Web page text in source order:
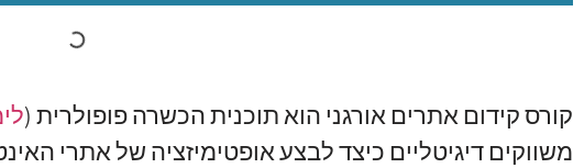
קורס קידום אתרים אורגני הוא תוכנית הכשרה פופולרית (
משווקים דיגיטליים כיצד לבצע אופטימיזציה של אתרי